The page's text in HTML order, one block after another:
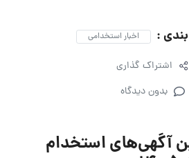
: اخبار استخدامی
اشتراک گذاری
بدون دیدگاه
آگهی‌های استخدام